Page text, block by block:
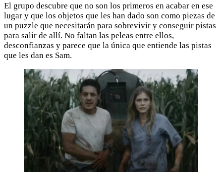
El grupo descubre que no son los primeros en acabar en ese
lugar y que los objetos que les han dado son como piezas de
un puzzle que necesitarán para sobrevivir y conseguir pistas
para salir de allí. No faltan las peleas entre ellos,
desconfianzas y parece que la única que entiende las pistas
que les dan es Sam.